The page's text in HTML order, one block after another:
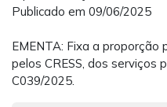
Publicado em 09/06/2025
EMENTA: Fixa a proporção
pelos CRESS, dos serviços
C039/2025.